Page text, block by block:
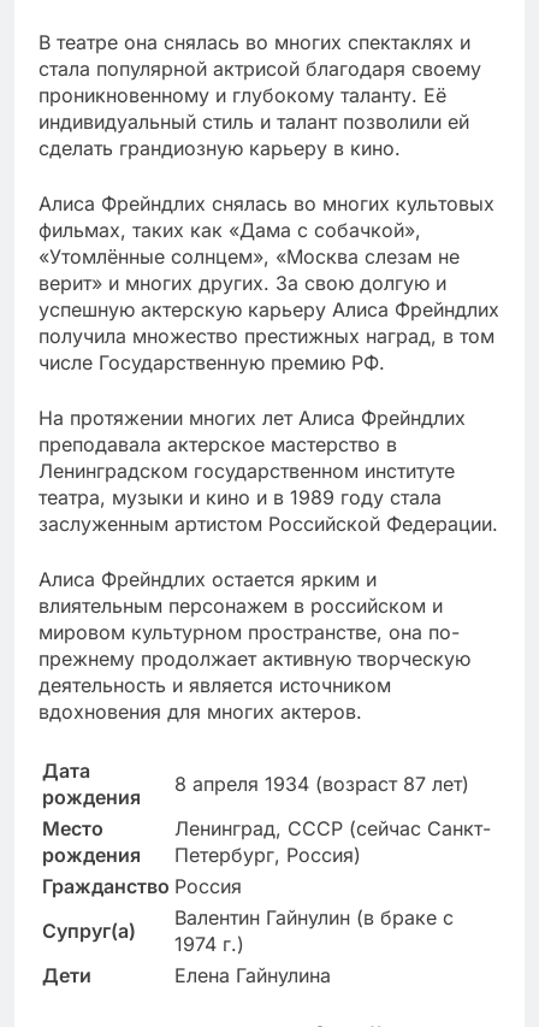
В театре она снялась во многих спектаклях и
стала популярной актрисой благодаря своему
проникновенному и глубокому таланту. Её
индивидуальный стиль и талант позволили ей
сделать грандиозную карьеру в кино.
Алиса Фрейндлих снялась во многих культовых
фильмах, таких как «Дама с собачкой»,
«Утомлённые солнцем», «Москва слезам не
верит» и многих других. За свою долгую и
успешную актерскую карьеру Алиса Фрейндлих
получила множество престижных наград, в том
числе Государственную премию РФ.
На протяжении многих лет Алиса Фрейндлих
преподавала актерское мастерство в
Ленинградском государственном институте
театра, музыки и кино и в 1989 году стала
заслуженным артистом Российской Федерации.
Алиса Фрейндлих остается ярким и
влиятельным персонажем в российском и
мировом культурном пространстве, она по-
прежнему продолжает активную творческую
деятельность и является источником
вдохновения для многих актеров.
Дата
рождения
8 апреля 1934 (возраст 87 лет)
Место
рождения
Ленинград, СССР (сейчас Санкт-
Петербург, Россия)
Гражданство Россия
Супруг(а)
Валентин Гайнулин (в браке с
1974 г.)
Дети
Елена Гайнулина